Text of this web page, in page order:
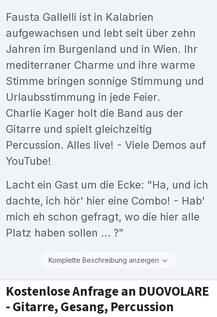
Fausta Gallelli ist in Kalabrien
aufgewachsen und lebt seit über zehn
Jahren im Burgenland und in Wien. Ihr
mediterraner Charme und ihre warme
Stimme bringen sonnige Stimmung und
Urlaubsstimmung in jede Feier.
Charlie Kager holt die Band aus der
Gitarre und spielt gleichzeitig
Percussion. Alles live! - Viele Demos auf
YouTube!
Lacht ein Gast um die Ecke: "Ha, und ich
dachte, ich hör' hier eine Combo! - Hab'
mich eh schon gefragt, wo die hier alle
Platz haben sollen ... ?"
Komplette Beschreibung anzeigen
Kostenlose Anfrage an DUOVOLARE
- Gitarre, Gesang, Percussion